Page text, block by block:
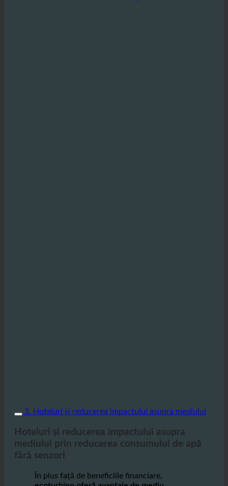
3. Hoteluri și reducerea impactului asupra mediului
Hoteluri și reducerea impactului asupra
mediului prin reducerea consumului de apă
fără senzori